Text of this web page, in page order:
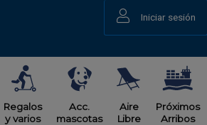
Iniciar sesión
Regalos
y varios
Acc.
mascotas
Aire
Libre
Próximos
Arribos